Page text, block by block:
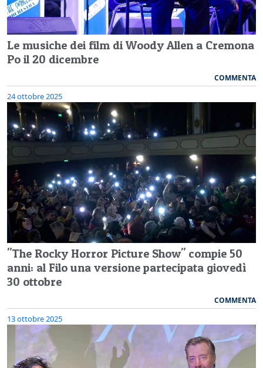
Le musiche dei film di Woody Allen a Cremona
Po il 20 dicembre
COMMENTA
24 ottobre 2025
"The Rocky Horror Picture Show" compie 50
anni: al Filo una versione partecipata giovedì
30 ottobre
COMMENTA
13 ottobre 2025